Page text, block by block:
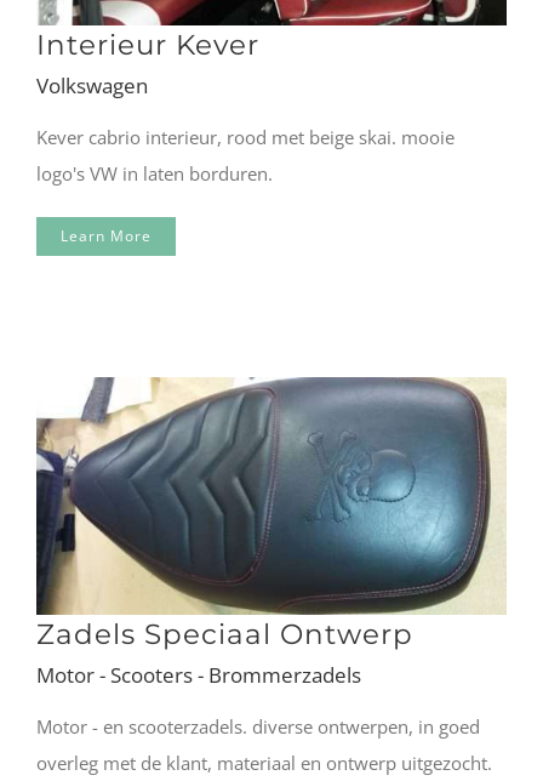
Interieur Kever
Volkswagen
Kever cabrio interieur, rood met beige skai. mooie
logo's VW in laten borduren.
Learn More
Zadels Speciaal Ontwerp
Motor - Scooters - Brommerzadels
Motor - en scooterzadels. diverse ontwerpen, in goed
overleg met de klant, materiaal en ontwerp uitgezocht.